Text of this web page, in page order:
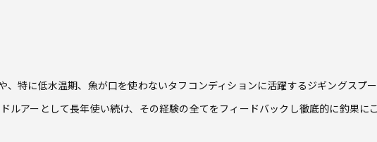
特に低水温期、魚が口を使わないタフコンディションに活躍するジギングスプー
ルアーとして長年使い続け、その経験の全てをフィードバックし徹底的に釣果に